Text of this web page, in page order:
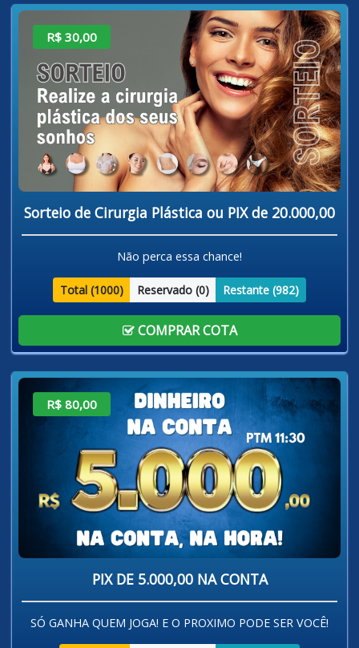
R$ 30,00
Sorteio de Cirurgia Plástica ou PIX de 20.000,00
Não perca essa chance!
Total (1000) Reservado (0) Restante (982)
COMPRAR COTA
R$ 80,00
PIX DE 5.000,00 NA CONTA
SÓ GANHA QUEM JOGA! E O PROXIMO PODE SER VOCÊ!